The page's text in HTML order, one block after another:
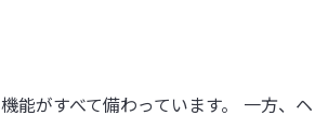
能がすべて備わっています。 一方、ヘ